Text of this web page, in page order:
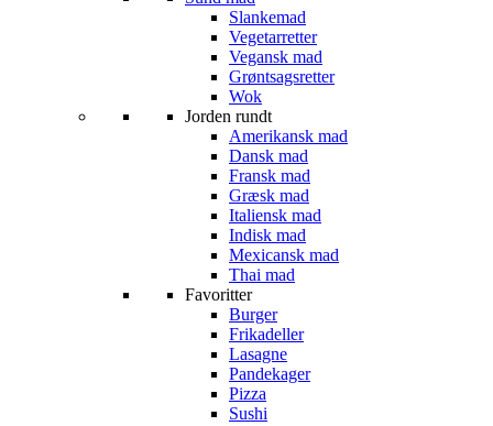
Slankemad
Vegetarretter
Vegansk mad
Grøntsagsretter
Wok
Jorden rundt
Amerikansk mad
Dansk mad
Fransk mad
Græsk mad
Italiensk mad
Indisk mad
Mexicansk mad
Thai mad
Favoritter
Burger
Frikadeller
Lasagne
Pandekager
Pizza
Sushi